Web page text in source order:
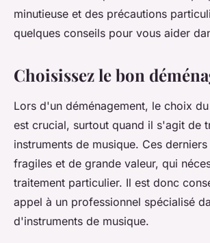
minutieuse et des précautions
quelques conseils pour vous aider
Choisissez le bon
Lors d'un déménagement, le choix du
est crucial, surtout quand il s'agit de
instruments de musique. Ces
fragiles et de grande valeur, qui
traitement particulier. Il est donc
appel à un professionnel spécialisé
d'instruments de musique.